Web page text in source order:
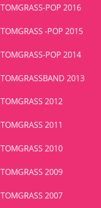
TOMGRASS-POP 2016
TOMGRASS -POP 2015
TOMGRASS-POP 2014
TOMGRASSBAND 2013
TOMGRASS 2012
TOMGRASS 2011
TOMGRASS 2010
TOMGRASS 2009
TOMGRASS 2007